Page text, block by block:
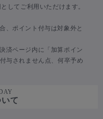
してご利用いただけます。
、ポイント付与は対象外と
済ページ内に「加算ポイン
与されません点、何卒予め
て